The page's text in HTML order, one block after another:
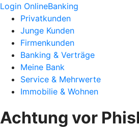
Login OnlineBanking
Privatkunden
Junge Kunden
Firmenkunden
Banking & Verträge
Meine Bank
Service & Mehrwerte
Immobilie & Wohnen
Achtung vor